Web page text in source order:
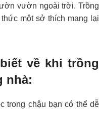
vườn ngoài trời. Trồng
một sở thích mang lại
về khi trồng
nhà:
trong chậu bạn có thể dễ